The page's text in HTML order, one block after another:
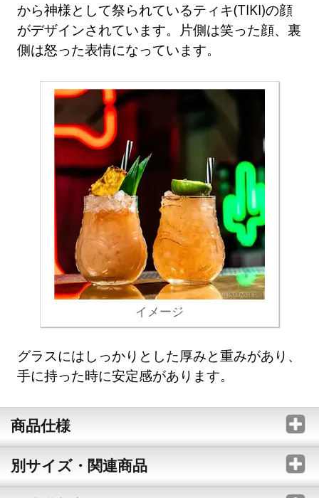
から神様として祭られているティキ(TIKI)の顔
がデザインされています。片側は笑った顔、裏
側は怒った表情になっています。
イメージ
グラスにはしっかりとした厚みと重みがあり、
手に持った時に安定感があります。
商品仕様
別サイズ・関連商品